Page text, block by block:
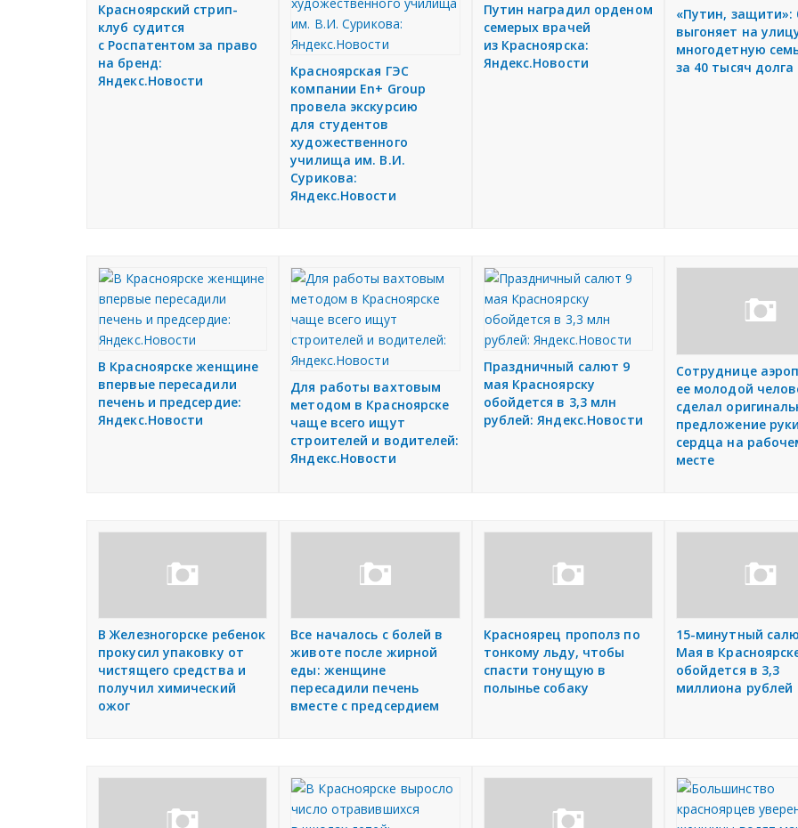
Красноярский стрип-
клуб судится
с Роспатентом за право
на бренд:
Яндекс.Новости
Красноярская ГЭС
компании En+ Group
провела экскурсию
для студентов
художественного
училища им. В.И.
Сурикова:
Яндекс.Новости
Путин наградил орденом
семерых врачей
из Красноярска:
Яндекс.Новости
«Путин, защити»:
выгоняет на
многодетную
за 40 тысяч долга
В Красноярске женщине
впервые пересадили
печень и предсердие:
Яндекс.Новости
Для работы вахтовым
методом в Красноярске
чаще всего ищут
строителей и водителей:
Яндекс.Новости
Праздничный салют 9
мая Красноярску
обойдется в 3,3 млн
рублей: Яндекс.Новости
Сотруднице
ее молодой
сделал
предложение
сердца на
месте
В Железногорске ребенок
прокусил упаковку от
чистящего средства и
получил химический
ожог
Все началось с болей в
животе после жирной
еды: женщине
пересадили печень
вместе с предсердием
Красноярец прополз по
тонкому льду, чтобы
спасти тонущую в
полынье собаку
15-минутный
Мая в
обойдется в 3,3
миллиона рублей